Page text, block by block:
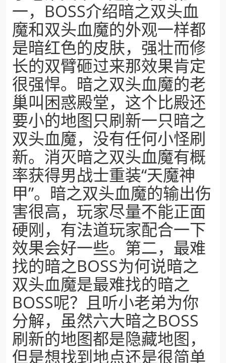
一，BOSS介绍暗之双头血
魔和双头血魔的外观一样都
是暗红色的皮肤，强壮而修
长的双臂砸过来那效果肯定
很强悍。暗之双头血魔的老
巢叫困惑殿堂，这个比殿还
要小的地图只刷新一只暗之
双头血魔，没有任何小怪刷
新。消灭暗之双头血魔有概
率获得男战士重装“天魔神
甲”。暗之双头血魔的输出伤
害很高，玩家尽量不能正面
硬刚，有法道玩家配合一下
效果会好一些。第二，最难
找的暗之BOSS为何说暗之
双头血魔是最难找的暗之
BOSS呢？且听小老弟为你
分解，虽然六大暗之BOSS
刷新的地图都是隐藏地图，
但是想找到地点还是很简单